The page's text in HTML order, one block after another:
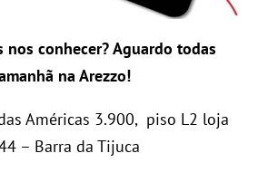
nos conhecer? Aguardo todas
na Arezzo!
Américas 3.900, piso L2 loja
– Barra da Tijuca